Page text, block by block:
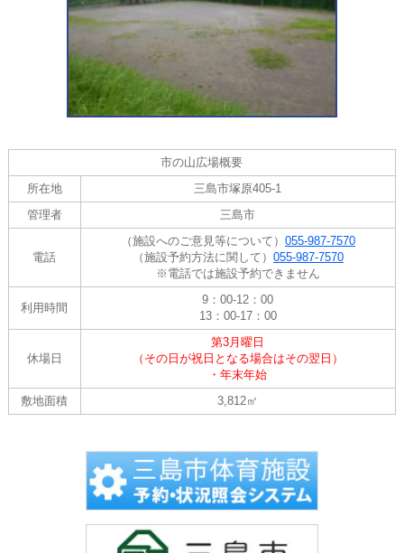
市の山広場概要
所在地
三島市塚原405-1
管理者
三島市
電話
（施設へのご意見等について） 055-987-7570
（施設予約方法に関して） 055-987-7570
※電話では施設予約できません
利用時間
9：00-12：00
13：00-17：00
休場日
第3月曜日
（その日が祝日となる場合はその翌日）
・年末年始
敷地面積
3,812㎡